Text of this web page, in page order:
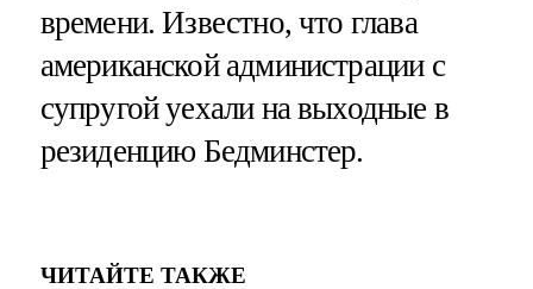
времени. Известно, что глава
американской администрации с
супругой уехали на выходные в
резиденцию Бедминстер.
ЧИТАЙТЕ ТАКЖЕ